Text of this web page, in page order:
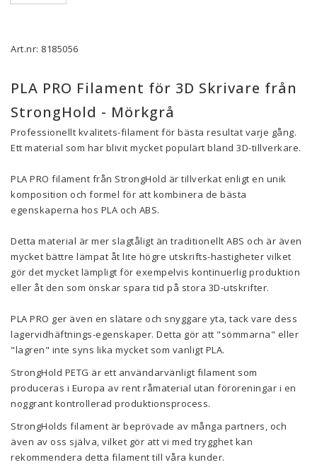
Art.nr: 8185056
PLA PRO Filament för 3D Skrivare från
StrongHold - Mörkgrå
Professionellt kvalitets-filament för bästa resultat varje gång.
Ett material som har blivit mycket populärt bland 3D-tillverkare.
PLA PRO filament från StrongHold är tillverkat enligt en unik
komposition och formel för att kombinera de bästa
egenskaperna hos PLA och ABS.
Detta material är mer slagtåligt än traditionellt ABS och är även
mycket bättre lämpat åt lite högre utskrifts-hastigheter vilket
gör det mycket lämpligt för exempelvis kontinuerlig produktion
eller åt den som önskar spara tid på stora 3D-utskrifter.
PLA PRO ger även en slätare och snyggare yta, tack vare dess
lagervidhäftnings-egenskaper. Detta gör att "sömmarna" eller
"lagren" inte syns lika mycket som vanligt PLA.
StrongHold PETG är ett användarvänligt filament som
produceras i Europa av rent råmaterial utan föroreningar i en
noggrant kontrollerad produktionsprocess.
StrongHolds filament är beprövade av många partners, och
även av oss själva, vilket gör att vi med trygghet kan
rekommendera detta filament till våra kunder.